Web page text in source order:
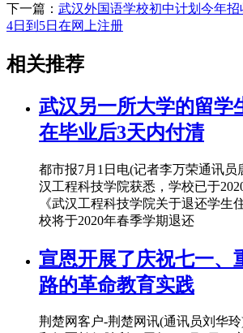
下一篇： 武汉外国语学校初中计划今年招
4日到5日在网上注册
相关推荐
武汉另一所大学的留学
在毕业后3天内付清
都市报7月1日电(记者李万荣通讯员
汉工程科技学院获悉，学校已于
《武汉工程科技学院关于退还学生
校将于2020年春季学期退还
宣恩开展了庆祝七一、
路的革命教育实践
荆楚网客户-荆楚网讯(通讯员刘华